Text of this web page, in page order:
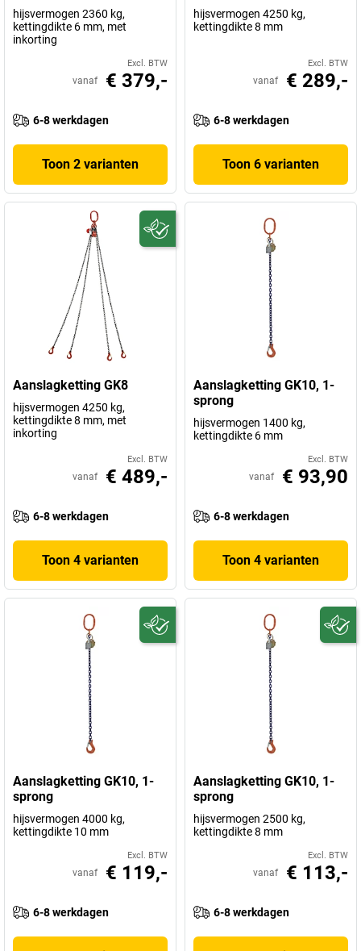
hijsvermogen 2360 kg,
kettingdikte 6 mm, met
inkorting
Excl. BTW
vanaf € 379,-
6-8 werkdagen
Toon 2 varianten
hijsvermogen 4250 kg,
kettingdikte 8 mm
Excl. BTW
vanaf € 289,-
6-8 werkdagen
Toon 6 varianten
Aanslagketting GK8
hijsvermogen 4250 kg,
kettingdikte 8 mm, met
inkorting
Excl. BTW
vanaf € 489,-
6-8 werkdagen
Toon 4 varianten
Aanslagketting GK10, 1-
sprong
hijsvermogen 1400 kg,
kettingdikte 6 mm
Excl. BTW
vanaf € 93,90
6-8 werkdagen
Toon 4 varianten
Aanslagketting GK10, 1-
sprong
hijsvermogen 4000 kg,
kettingdikte 10 mm
Excl. BTW
vanaf € 119,-
6-8 werkdagen
Aanslagketting GK10, 1-
sprong
hijsvermogen 2500 kg,
kettingdikte 8 mm
Excl. BTW
vanaf € 113,-
6-8 werkdagen